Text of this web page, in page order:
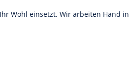
Wohl einsetzt. Wir arbeiten Hand in